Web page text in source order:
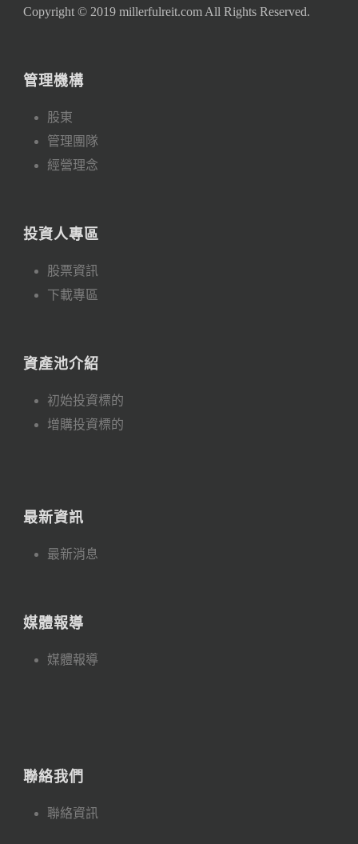
Copyright © 2019 millerfulreit.com All Rights Reserved.
管理機構
股東
管理團隊
經營理念
投資人專區
股票資訊
下載專區
資產池介紹
初始投資標的
增購投資標的
最新資訊
最新消息
媒體報導
媒體報導
聯絡我們
聯絡資訊